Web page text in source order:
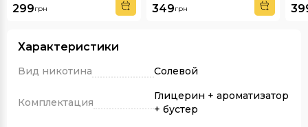
299грн 349грн
Характеристики
Вид никотина Солевой
Комплектация
Глицерин + ароматизатор
+ бустер